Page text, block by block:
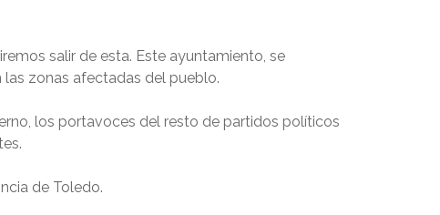
salir de esta. Este ayuntamiento, se
zonas afectadas del pueblo.
los portavoces del resto de partidos políticos
de Toledo.